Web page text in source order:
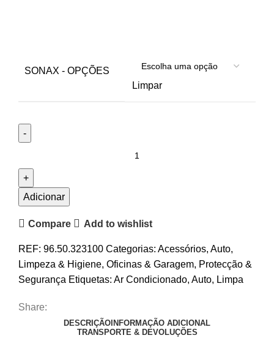
SONAX - OPÇÕES
Limpar
Adicionar
Compare Add to wishlist
REF: 96.50.323100 Categorias: Acessórios, Auto,
Limpeza & Higiene, Oficinas & Garagem, Protecção &
Segurança Etiquetas: Ar Condicionado, Auto, Limpa
Share:
DESCRIÇÃO INFORMAÇÃO ADICIONAL
TRANSPORTE & DEVOLUÇÕES